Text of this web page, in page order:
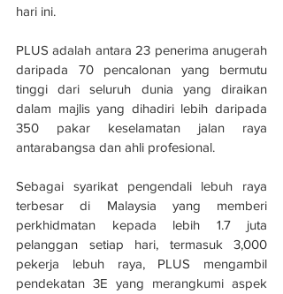
hari ini.
PLUS adalah antara 23 penerima anugerah
daripada 70 pencalonan yang bermutu
tinggi dari seluruh dunia yang diraikan
dalam majlis yang dihadiri lebih daripada
350 pakar keselamatan jalan raya
antarabangsa dan ahli profesional.
Sebagai syarikat pengendali lebuh raya
terbesar di Malaysia yang memberi
perkhidmatan kepada lebih 1.7 juta
pelanggan setiap hari, termasuk 3,000
pekerja lebuh raya, PLUS mengambil
pendekatan 3E yang merangkumi aspek